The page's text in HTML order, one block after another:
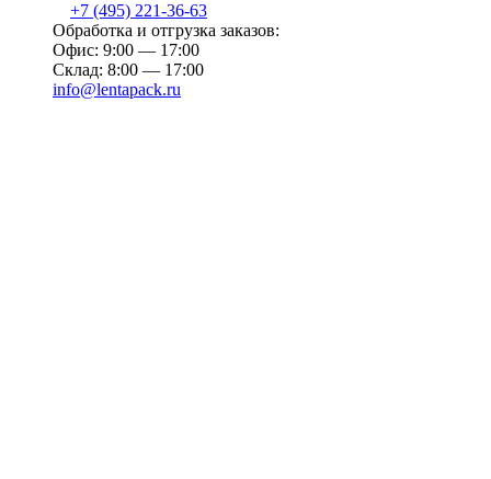
+7 (495) 221-36-63
Обработка и отгрузка заказов:
Офис: 9:00 — 17:00
Склад: 8:00 — 17:00
info@lentapack.ru